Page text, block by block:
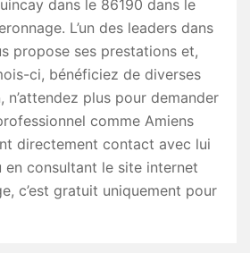
dans le 86190 dans le
L’un des leaders dans
propose ses prestations et,
ci, bénéficiez de diverses
n’attendez plus pour demander
comme Amiens
directement contact avec lui
en consultant le site internet
c’est gratuit uniquement pour